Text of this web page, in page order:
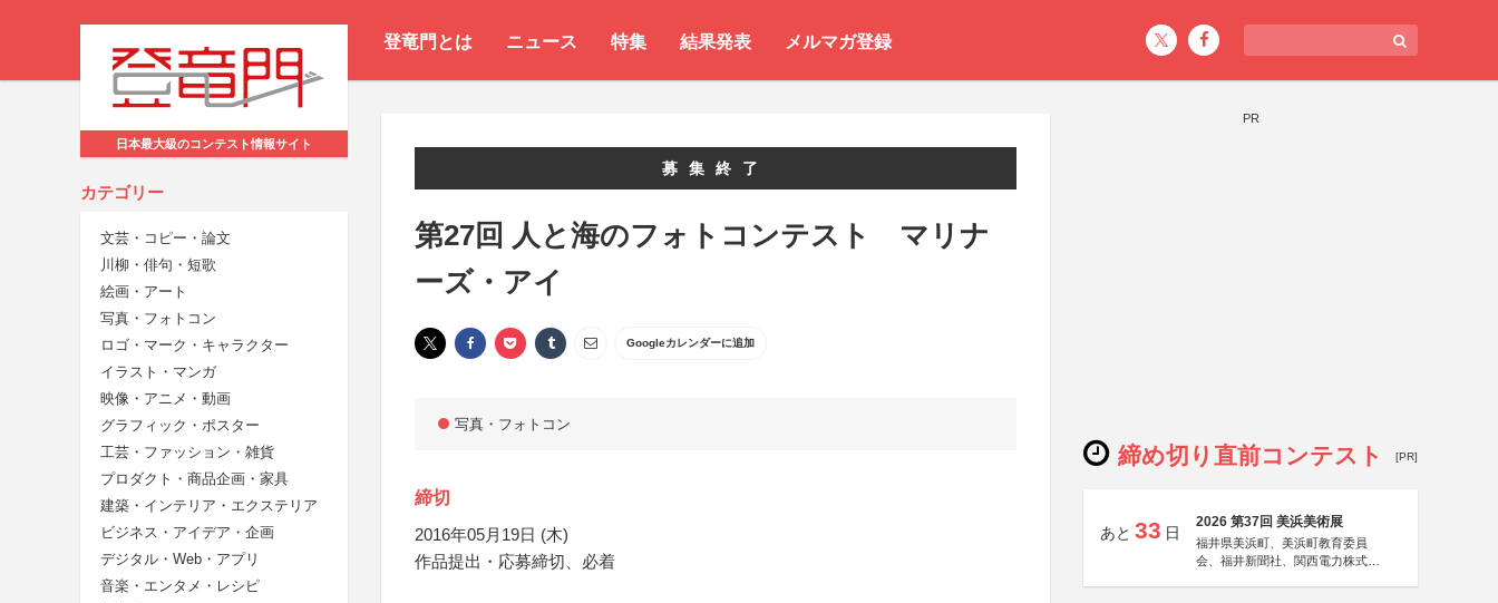
登竜門とは ニュース 特集 結果発表 メルマガ登録
日本最大級のコンテスト情報サイト
カテゴリー
文芸・コピー・論文
川柳・俳句・短歌
絵画・アート
写真・フォトコン
ロゴ・マーク・キャラクター
イラスト・マンガ
映像・アニメ・動画
グラフィック・ポスター
工芸・ファッション・雑貨
プロダクト・商品企画・家具
建築・インテリア・エクステリア
ビジネス・アイデア・企画
デジタル・Web・アプリ
音楽・エンタメ・レシピ
募集終了
第27回 人と海のフォトコンテスト マリナ
ーズ・アイ
Googleカレンダーに追加
写真・フォトコン
締切
2016年05月19日 (木)
作品提出・応募締切、必着
PR
締め切り直前コンテスト [PR]
あと 33 日
2026 第37回 美浜美術展
福井県美浜町、美浜町教育委員
会、福井新聞社、関西電力株式会